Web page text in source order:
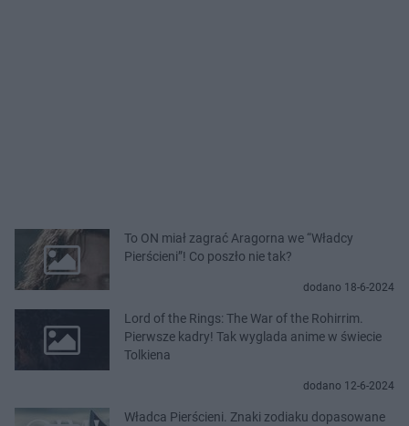
To ON miał zagrać Aragorna we “Władcy
Pierścieni”! Co poszło nie tak?
dodano 18-6-2024
Lord of the Rings: The War of the Rohirrim.
Pierwsze kadry! Tak wyglada anime w świecie
Tolkiena
dodano 12-6-2024
Władca Pierścieni. Znaki zodiaku dopasowane